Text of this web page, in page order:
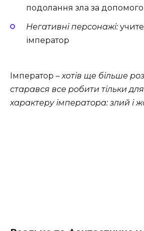
подолання зла за
Негативні персонажі:
імператор
Імператор – хотів ще більше
старався все робити тільки
характеру імператора: злий і